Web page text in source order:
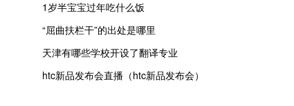
1岁半宝宝过年吃什么饭
“屈曲扶栏干”的出处是哪里
天津有哪些学校开设了翻译专业
htc新品发布会直播（htc新品发布会）